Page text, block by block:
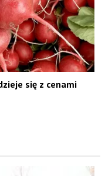
się z cenami